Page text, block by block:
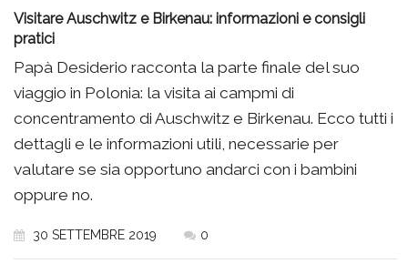
Visitare Auschwitz e Birkenau: informazioni e consigli
pratici
Papà Desiderio racconta la parte finale del suo
viaggio in Polonia: la visita ai campmi di
concentramento di Auschwitz e Birkenau. Ecco tutti i
dettagli e le informazioni utili, necessarie per
valutare se sia opportuno andarci con i bambini
oppure no.
30 SETTEMBRE 2019 0